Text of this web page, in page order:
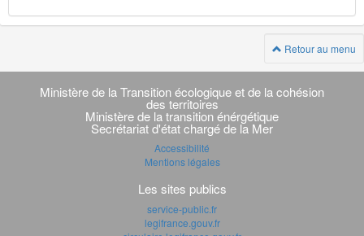
Retour au menu
Navigation
transverse
Ministère de la Transition écologique et de la cohésion
des territoires
Ministère de la transition énérgétique
Secrétariat d'état chargé de la Mer
Accessibilité
Mentions légales
Les sites publics
service-public.fr
legifrance.gouv.fr